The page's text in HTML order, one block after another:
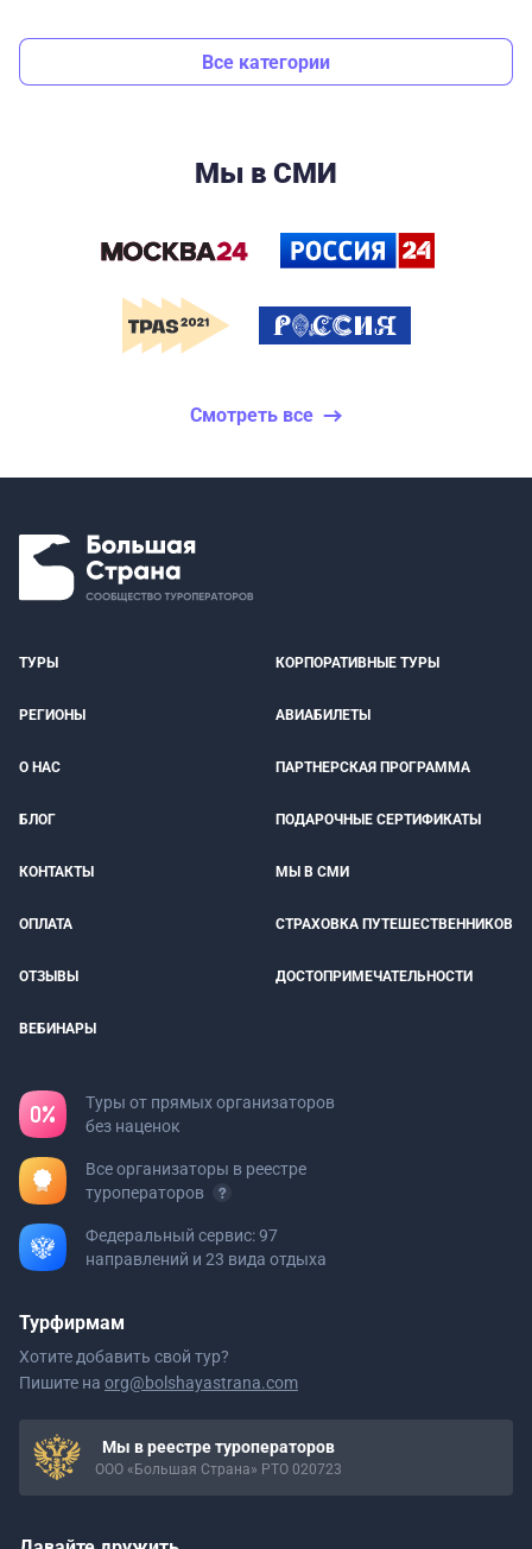
Все категории
Мы в СМИ
Смотреть все
ТУРЫ КОРПОРАТИВНЫЕ ТУРЫ
РЕГИОНЫ АВИАБИЛЕТЫ
О НАС ПАРТНЕРСКАЯ ПРОГРАММА
БЛОГ ПОДАРОЧНЫЕ СЕРТИФИКАТЫ
КОНТАКТЫ МЫ В СМИ
ОПЛАТА СТРАХОВКА ПУТЕШЕСТВЕННИКОВ
ОТЗЫВЫ ДОСТОПРИМЕЧАТЕЛЬНОСТИ
ВЕБИНАРЫ
Туры от прямых организаторов
без наценок
Все организаторы в реестре
туроператоров
Федеральный сервис: 97
направлений и 23 вида отдыха
Турфирмам
Хотите добавить свой тур?
Пишите на org@bolshayastrana.com
Мы в реестре туроператоров
ООО «Большая Страна» РТО 020723